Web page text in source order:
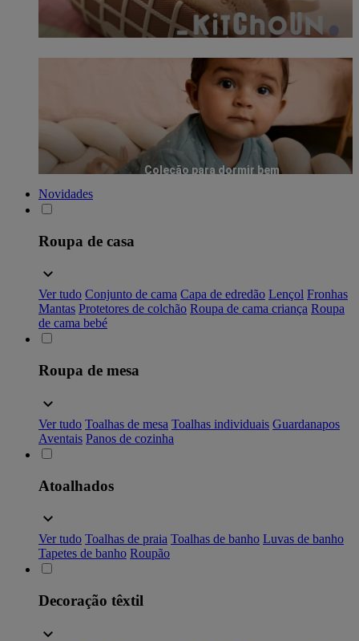
Coleção para dormir bem
Novidades
Roupa de casa
Ver tudo Conjunto de cama Capa de edredão Lençol Fronhas
Mantas Protetores de colchão Roupa de cama criança Roupa
de cama bebé
Roupa de mesa
Ver tudo Toalhas de mesa Toalhas individuais Guardanapos
Aventais Panos de cozinha
Atoalhados
Ver tudo Toalhas de praia Toalhas de banho Luvas de banho
Tapetes de banho Roupão
Decoração têxtil